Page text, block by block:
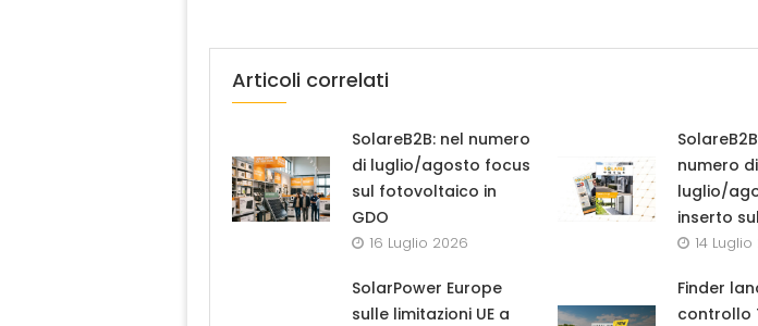
Articoli correlati
SolareB2B: nel numero
di luglio/agosto focus
sul fotovoltaico in
GDO
16 Luglio 2026
numero di
luglio/
inserto
14
SolarPower Europe
sulle limitazioni UE a
Finder
controllo